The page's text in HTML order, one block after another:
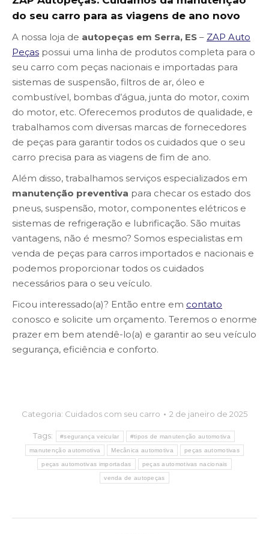
do seu carro para as viagens de ano novo
A nossa loja de autopeças em Serra, ES – ZAP Auto
Peças possui uma linha de produtos completa para o
seu carro com peças nacionais e importadas para
sistemas de suspensão, filtros de ar, óleo e
combustível, bombas d’água, junta do motor, coxim
do motor, etc. Oferecemos produtos de qualidade, e
trabalhamos com diversas marcas de fornecedores
de peças para garantir todos os cuidados que o seu
carro precisa para as viagens de fim de ano.
Além disso, trabalhamos serviços especializados em
manutenção preventiva para checar os estado dos
pneus, suspensão, motor, componentes elétricos e
sistemas de refrigeração e lubrificação. São muitas
vantagens, não é mesmo? Somos especialistas em
venda de peças para carros importados e nacionais e
podemos proporcionar todos os cuidados
necessários para o seu veículo.
Ficou interessado(a)? Então entre em contato
conosco e solicite um orçamento. Teremos o enorme
prazer em bem atendê-lo(a) e garantir ao seu veículo
segurança, eficiência e conforto.
Categoria: Cuidados com seu carro 2 de janeiro de 2025
Tags: #segurança veicular #tipos de manutenção automotiva
manutenção automotiva Mecânica automotiva peças automotivas
peças automotivas importadas peças automotivas nacionais
venda de autopeças